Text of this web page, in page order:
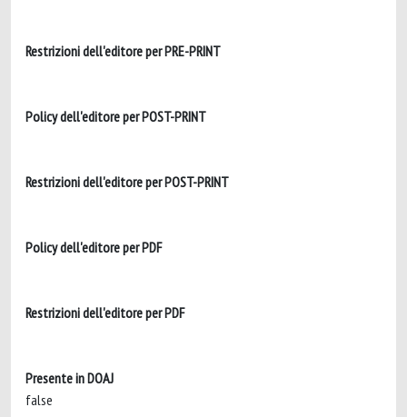
Restrizioni dell'editore per PRE-PRINT
Policy dell'editore per POST-PRINT
Restrizioni dell'editore per POST-PRINT
Policy dell'editore per PDF
Restrizioni dell'editore per PDF
Presente in DOAJ